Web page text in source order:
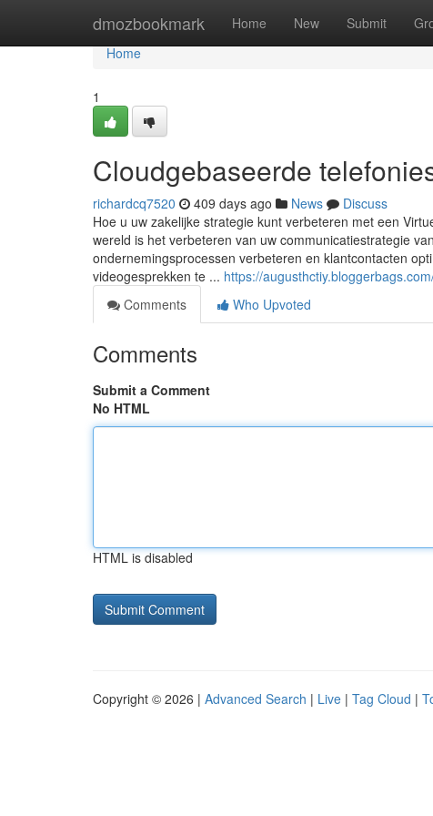
dmozbookmark Home New Submit
Home
Home
1
Cloudgebaseerde
richardcq7520 409 days ago News
Discuss
Hoe u uw zakelijke strategie kunt verbeteren met een
wereld is het verbeteren van uw communicatiestrategie
ondernemingsprocessen verbeteren en klantcontacten
videogesprekken te ... https://
Comments
Who Upvoted
Comments
Submit a Comment
No HTML
HTML is disabled
Copyright © 2026 | Advanced Search | Live | Tag Cloud |